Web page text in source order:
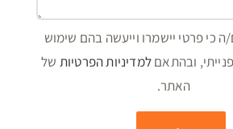
ה כי פרטי יישמרו וייעשה בהם שימוש
ובהתאםלמדיניות הפרטיות של
האתר.